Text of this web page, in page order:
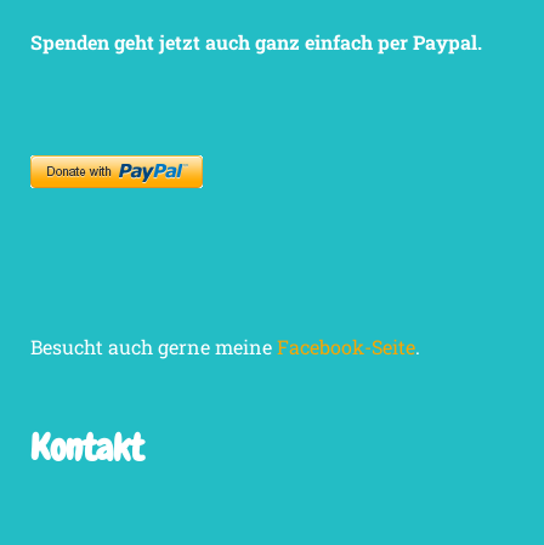
Spenden geht jetzt auch ganz einfach per Paypal.
Besucht auch gerne meineFacebook-Seite.
Kontakt